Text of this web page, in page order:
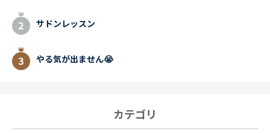
サドンレッスン
やる気が出ません😭
カテゴリ